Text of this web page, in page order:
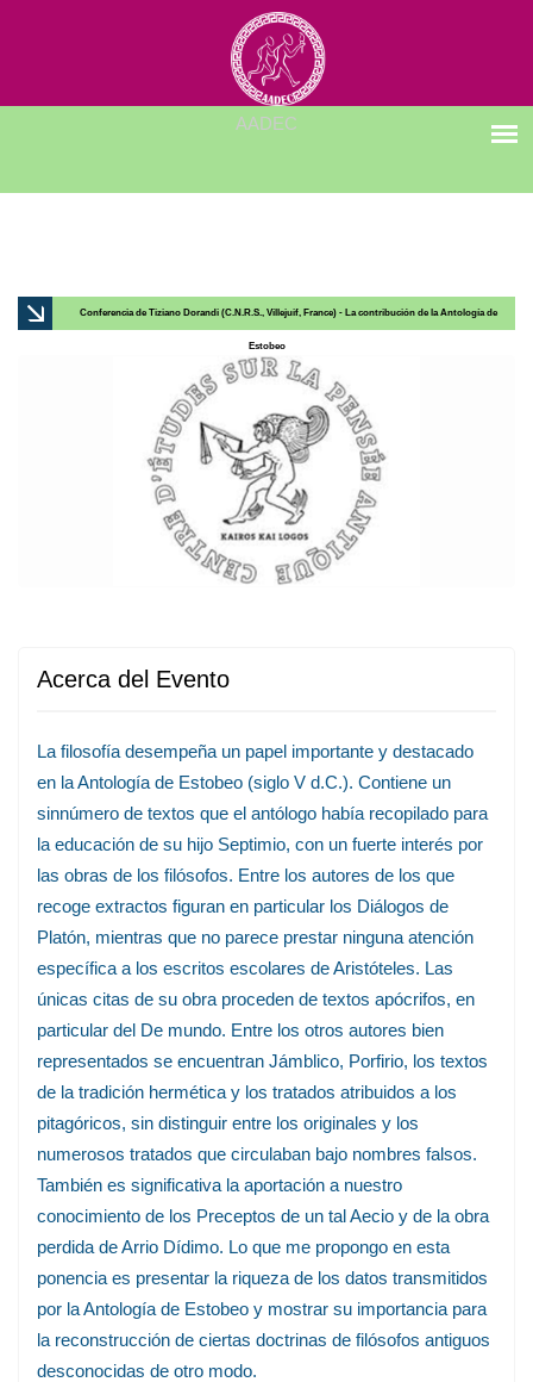
Conferencia de Tiziano Dorandi (C.N.R.S., Villejuif, France) - La contribución de la Antología de
Estobeo
Acerca del Evento
La filosofía desempeña un papel importante y destacado
en la Antología de Estobeo (siglo V d.C.). Contiene un
sinnúmero de textos que el antólogo había recopilado para
la educación de su hijo Septimio, con un fuerte interés por
las obras de los filósofos. Entre los autores de los que
recoge extractos figuran en particular los Diálogos de
Platón, mientras que no parece prestar ninguna atención
específica a los escritos escolares de Aristóteles. Las
únicas citas de su obra proceden de textos apócrifos, en
particular del De mundo. Entre los otros autores bien
representados se encuentran Jámblico, Porfirio, los textos
de la tradición hermética y los tratados atribuidos a los
pitagóricos, sin distinguir entre los originales y los
numerosos tratados que circulaban bajo nombres falsos.
También es significativa la aportación a nuestro
conocimiento de los Preceptos de un tal Aecio y de la obra
perdida de Arrio Dídimo. Lo que me propongo en esta
ponencia es presentar la riqueza de los datos transmitidos
por la Antología de Estobeo y mostrar su importancia para
la reconstrucción de ciertas doctrinas de filósofos antiguos
desconocidas de otro modo.